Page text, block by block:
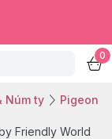
0
Núm ty Pigeon
Friendly World